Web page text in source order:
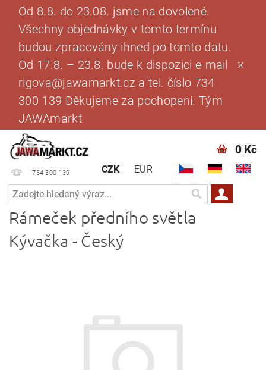
Od 8.8. do 23.08. jsme na dovolené.
Všechny objednávky v tomto termínu
budou zpracovány ihned po tomto datu.
Od 17.8. – 23.8. bude k dispozici e-mail
rigova@jawamarkt.cz a tel. číslo 734
300 139 Děkujeme za pochopení. Tým
JAWAmarkt
734 300 139 CZK EUR
0 Kč
Rámeček předního světla
Kývačka - Český